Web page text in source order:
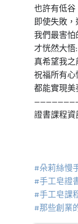
也許有低谷
即使失敗
我們最害怕
才恍然大悟: ​
真希望我
祝福所有心
都能實現美
證書課程資
#朵莉絲慢
#手工皂證
#手工皂課
#那些創業